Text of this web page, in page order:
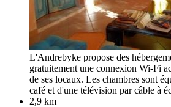
L'Andrebyke propose des
gratuitement une connexion Wi-Fi
de ses locaux. Les chambres sont
café et d'une télévision par câble à
2,9 km